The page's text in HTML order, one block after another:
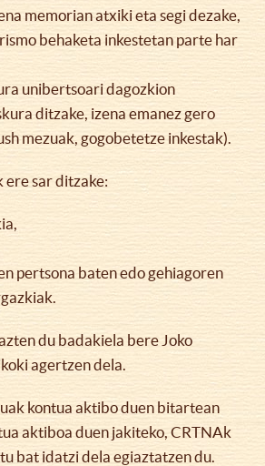
memorian atxiki eta segi dezake,
behaketa inkestetan parte har
unibertsoari dagozkion
ditzake, izena emanez gero
mezuak, gogobetetze inkestak).
ere sar ditzake:
pertsona baten edo gehiagoren
du badakiela bere Joko
agertzen dela.
kontua aktibo duen bitartean
aktiboa duen jakiteko, CRTNAk
bat idatzi dela egiaztatzen du.